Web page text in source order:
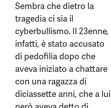
Sembra che dietro la
tragedia ci sia il
cyberbullismo. Il 23enne,
infatti, è stato accusato
di pedofilia dopo che
aveva iniziato a chattare
con una ragazza di
diciassette anni, che a lui